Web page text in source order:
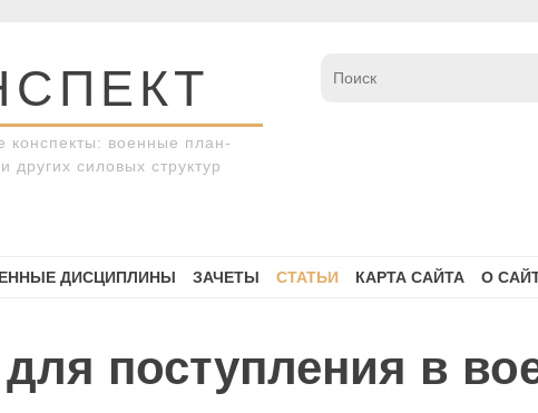
конспекты: военные план-
силовых структур
ДИСЦИПЛИНЫ ЗАЧЕТЫ СТАТЬИ КАРТА САЙТА О
поступления в